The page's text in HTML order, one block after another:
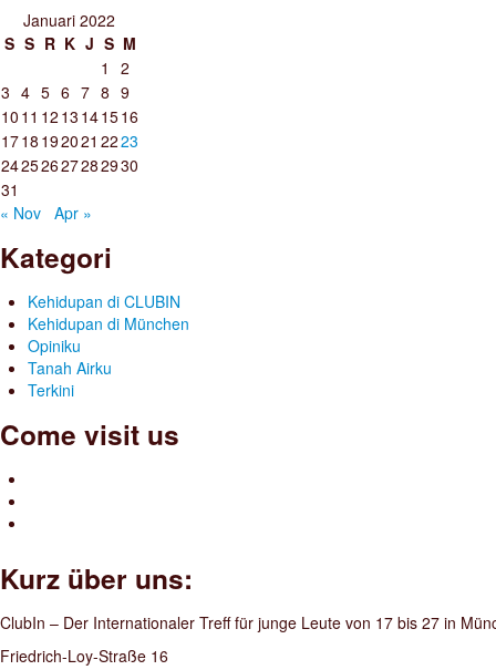
Januari 2022
S S R K J S M
1
2
3 4 5 6 7 8 9
10 11 12 13 141516
1718 192021 2223
24252627282930
31
« Nov Apr »
Kategori
Kehidupan di CLUBIN
Kehidupan di München
Opiniku
Tanah Airku
Terkini
Come visit us
Kurz über uns:
ClubIn – Der Internationaler Treff für junge Leute von 17 bis 27 in
Friedrich-Loy-Straße 16